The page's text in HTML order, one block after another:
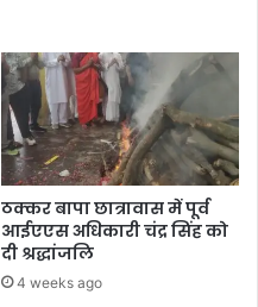
ठक्कर बापा छात्रावास में पूर्व
आईएएस अधिकारी चंद्र सिंह को
दी श्रद्धांजलि
4 weeks ago